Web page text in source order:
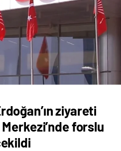
ziyareti
forslu